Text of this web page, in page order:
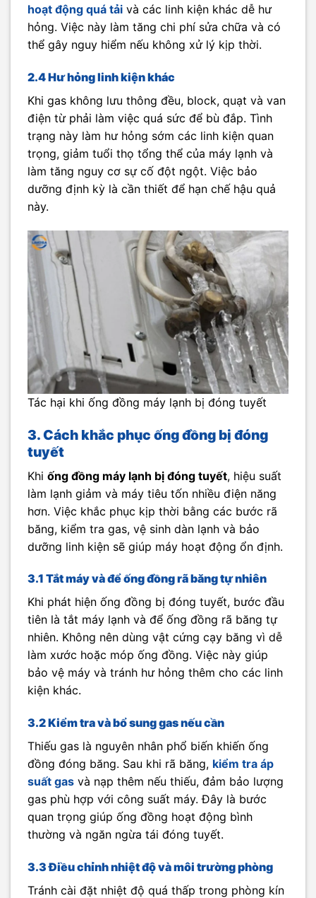
hoạt động quá tải và các linh kiện khác dễ hư
hỏng. Việc này làm tăng chi phí sửa chữa và có
thể gây nguy hiểm nếu không xử lý kịp thời.
2.4 Hư hỏng linh kiện khác
Khi gas không lưu thông đều, block, quạt và van
điện từ phải làm việc quá sức để bù đắp. Tình
trạng này làm hư hỏng sớm các linh kiện quan
trọng, giảm tuổi thọ tổng thể của máy lạnh và
làm tăng nguy cơ sự cố đột ngột. Việc bảo
dưỡng định kỳ là cần thiết để hạn chế hậu quả
này.
Tác hại khi ống đồng máy lạnh bị đóng tuyết
3. Cách khắc phục ống đồng bị đóng
tuyết
Khi ống đồng máy lạnh bị đóng tuyết, hiệu suất
làm lạnh giảm và máy tiêu tốn nhiều điện năng
hơn. Việc khắc phục kịp thời bằng các bước rã
băng, kiểm tra gas, vệ sinh dàn lạnh và bảo
dưỡng linh kiện sẽ giúp máy hoạt động ổn định.
3.1 Tắt máy và để ống đồng rã băng tự nhiên
Khi phát hiện ống đồng bị đóng tuyết, bước đầu
tiên là tắt máy lạnh và để ống đồng rã băng tự
nhiên. Không nên dùng vật cứng cạy băng vì dễ
làm xước hoặc móp ống đồng. Việc này giúp
bảo vệ máy và tránh hư hỏng thêm cho các linh
kiện khác.
3.2 Kiểm tra và bổ sung gas nếu cần
Thiếu gas là nguyên nhân phổ biến khiến ống
đồng đóng băng. Sau khi rã băng, kiểm tra áp
suất gas và nạp thêm nếu thiếu, đảm bảo lượng
gas phù hợp với công suất máy. Đây là bước
quan trọng giúp ống đồng hoạt động bình
thường và ngăn ngừa tái đóng tuyết.
3.3 Điều chỉnh nhiệt độ và môi trường phòng
Tránh cài đặt nhiệt độ quá thấp trong phòng kín